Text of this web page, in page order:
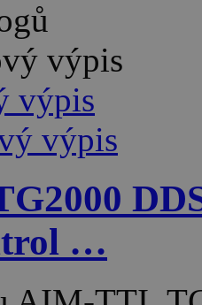
výpis
výpis
výpis
…